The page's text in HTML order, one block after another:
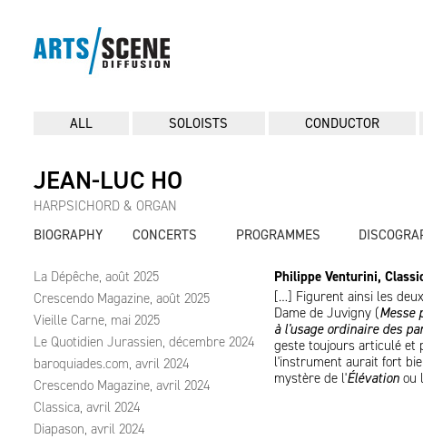
ALL SOLOISTS CONDUCTOR
JEAN-LUC HO
HARPSICHORD & ORGAN
BIOGRAPHY
CONCERTS PROGRAMMES
La Dépêche, août 2025
Crescendo Magazine, août 2025
Vieille Carne, mai 2025
Le Quotidien Jurassien, décembre 2024
baroquiades.com, avril 2024
Crescendo Magazine, avril 2024
Classica, avril 2024
Diapason, avril 2024
Philippe Venturini,
[…] Figurent ainsi les
Dame de Juvigny (Messe
à l'usage ordinaire des
geste toujours articulé et
l'instrument aurait fort
mystère de l'Élévation ou